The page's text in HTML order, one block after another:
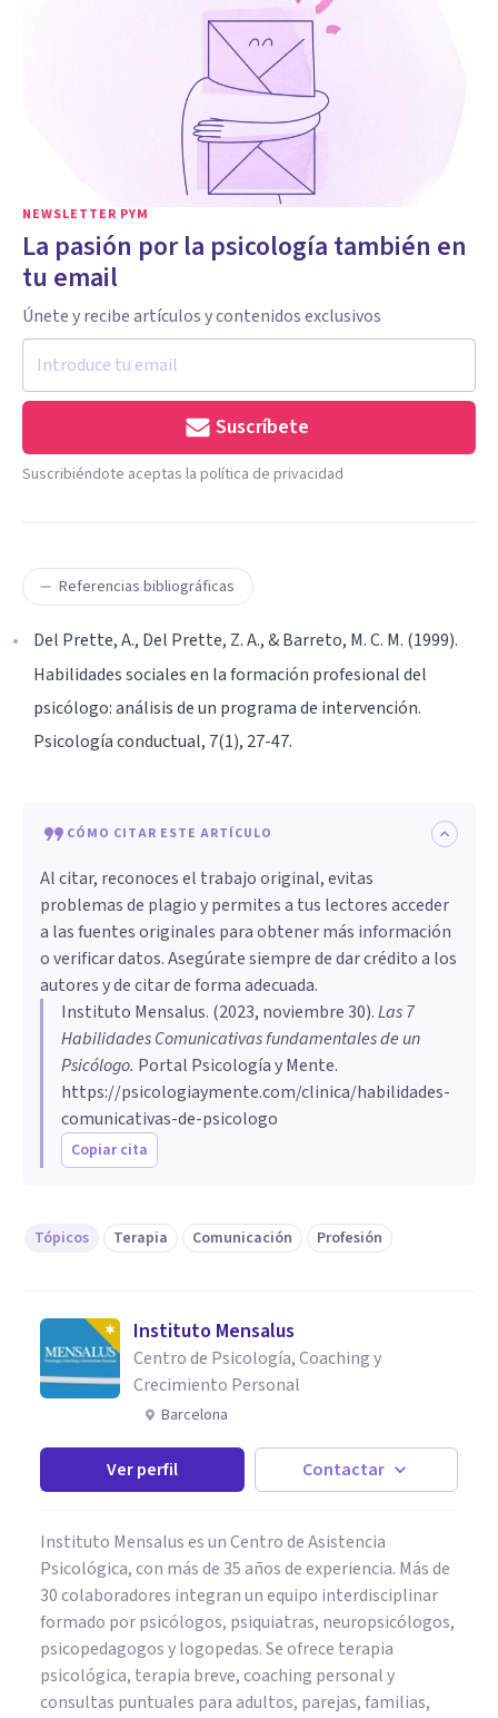
NEWSLETTER PYM
La pasión por la psicología también en
tu email
Únete y recibe artículos y contenidos exclusivos
Suscríbete
Suscribiéndote aceptas la política de privacidad
Referencias bibliográficas
Del Prette, A., Del Prette, Z. A., & Barreto, M. C. M. (1999).
Habilidades sociales en la formación profesional del
psicólogo: análisis de un programa de intervención.
Psicología conductual, 7(1), 27-47.
CÓMO CITAR ESTE ARTÍCULO
Al citar, reconoces el trabajo original, evitas
problemas de plagio y permites a tus lectores acceder
a las fuentes originales para obtener más información
o verificar datos. Asegúrate siempre de dar crédito a los
autores y de citar de forma adecuada.
Instituto Mensalus. (2023, noviembre 30).Las 7
Habilidades Comunicativas fundamentales de un
Psicólogo. Portal Psicología y Mente.
https://psicologiaymente.com/clinica/habilidades-
comunicativas-de-psicologo
Copiar cita
Tópicos Terapia Comunicación Profesión
Instituto Mensalus
Centro de Psicología, Coaching y
Crecimiento Personal
Barcelona
Ver perfil Contactar
Instituto Mensalus es un Centro de Asistencia
Psicológica, con más de 35 años de experiencia. Más de
30 colaboradores integran un equipo interdisciplinar
formado por psicólogos, psiquiatras, neuropsicólogos,
psicopedagogos y logopedas. Se ofrece terapia
psicológica, terapia breve, coaching personal y
consultas puntuales para adultos, parejas, familias,